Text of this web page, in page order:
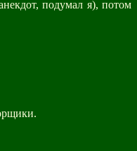
подумал я), потом